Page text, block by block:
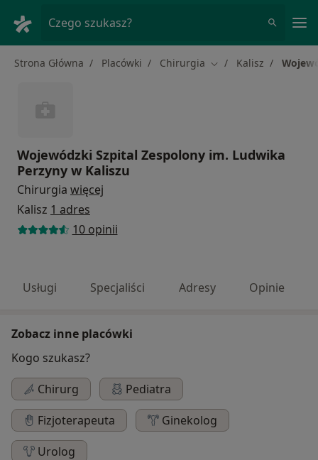
Czego szukasz?
Strona Główna Placówki Chirurgia Zmień miasto
Kalisz
Wojewódzki Szpital Zespolony im. Ludwika
Perzyny w Kaliszu
Chirurgia więcej
Kalisz 1 adres
10 opinii
Usługi Specjaliści Adresy Opinie
Zobacz inne placówki
Kogo szukasz?
Chirurg
Pediatra
Fizjoterapeuta
Ginekolog
Urolog